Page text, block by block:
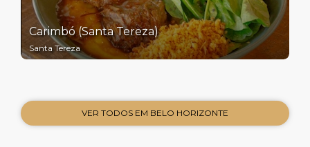
Carimbó (Santa Tereza)
Santa Tereza
VER TODOS EM BELO HORIZONTE